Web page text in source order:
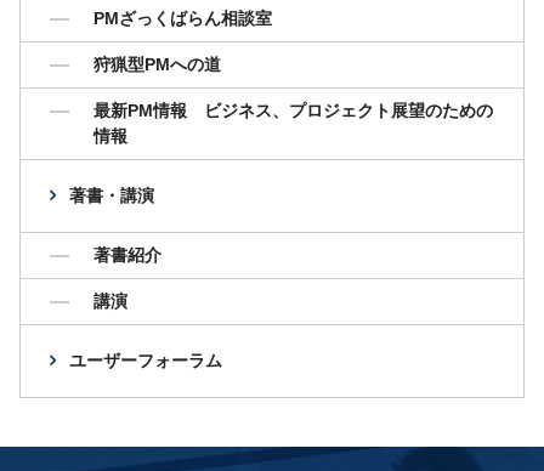
PMざっくばらん相談室
狩猟型PMへの道
最新PM情報 ビジネス、プロジェクト展望のための
情報
著書・講演
著書紹介
講演
ユーザーフォーラム